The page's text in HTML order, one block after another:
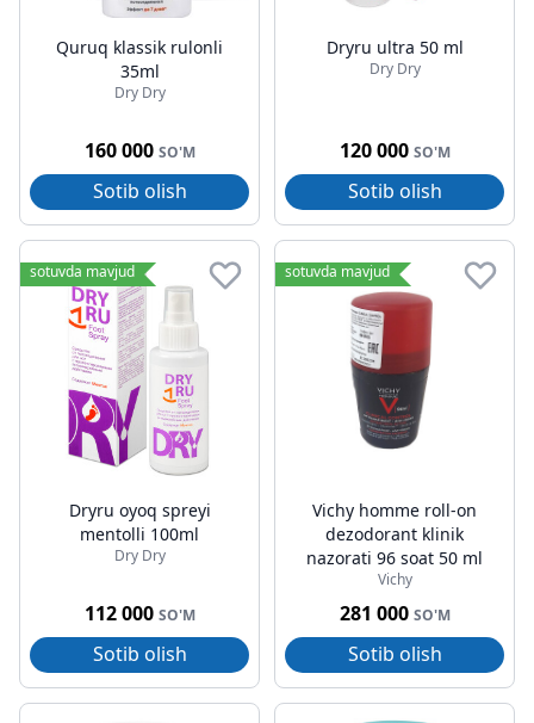
Quruq klassik rulonli
35ml
Dry Dry
160 000 SO'M
Sotib olish
Dryru ultra 50 ml
Dry Dry
120 000 SO'M
Sotib olish
sotuvda mavjud
Dryru oyoq spreyi
mentolli 100ml
Dry Dry
112 000 SO'M
Sotib olish
sotuvda mavjud
Vichy homme roll-on
dezodorant klinik
nazorati 96 soat 50 ml
Vichy
281 000 SO'M
Sotib olish